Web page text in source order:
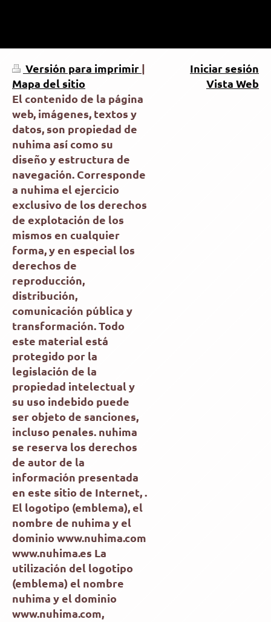
Versión para imprimir |
Mapa del sitio
El contenido de la página
web, imágenes, textos y
datos, son propiedad de
nuhima así como su
diseño y estructura de
navegación. Corresponde
a nuhima el ejercicio
exclusivo de los derechos
de explotación de los
mismos en cualquier
forma, y en especial los
derechos de
reproducción,
distribución,
comunicación pública y
transformación. Todo
este material está
protegido por la
legislación de la
propiedad intelectual y
su uso indebido puede
ser objeto de sanciones,
incluso penales. nuhima
se reserva los derechos
de autor de la
información presentada
en este sitio de Internet, .
El logotipo (emblema), el
nombre de nuhima y el
dominio www.nuhima.com
www.nuhima.es La
utilización del logotipo
(emblema) el nombre
nuhima y el dominio
www.nuhima.com,
Iniciar sesión
Vista Web